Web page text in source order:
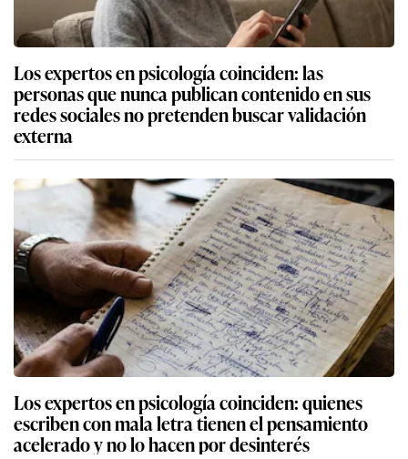
Los expertos en psicología coinciden: las
personas que nunca publican contenido en sus
redes sociales no pretenden buscar validación
externa
Los expertos en psicología coinciden: quienes
escriben con mala letra tienen el pensamiento
acelerado y no lo hacen por desinterés